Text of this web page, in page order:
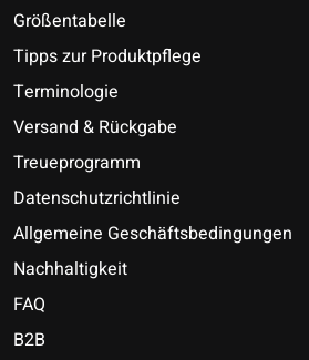
Größentabelle
Tipps zur Produktpflege
Terminologie
Versand & Rückgabe
Treueprogramm
Datenschutzrichtlinie
Allgemeine Geschäftsbedingungen
Nachhaltigkeit
FAQ
B2B